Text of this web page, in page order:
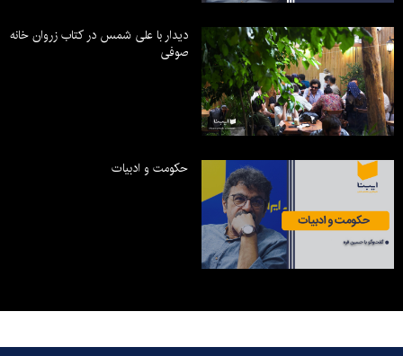
دیدار با علی شمس در کتاب زروان خانه
صوفی
حکومت و ادبیات